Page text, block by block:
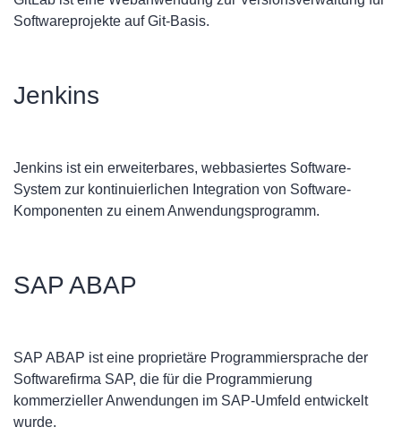
Softwareprojekte auf Git-Basis.
Jenkins
Jenkins ist ein erweiterbares, webbasiertes Software-
System zur kontinuierlichen Integration von Software-
Komponenten zu einem Anwendungsprogramm.
SAP ABAP
SAP ABAP ist eine proprietäre Programmiersprache der
Softwarefirma SAP, die für die Programmierung
kommerzieller Anwendungen im SAP-Umfeld entwickelt
wurde.